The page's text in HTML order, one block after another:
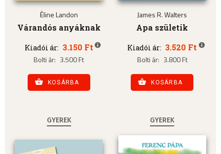
Éline Landon
Várandós anyáknak
Kiadói ár: 3.150 Ft
Bolti ár: 3.500 Ft
KOSÁRBA
James R. Walters
Apa születik
Kiadói ár: 3.520 Ft
Bolti ár: 3.800 Ft
KOSÁRBA
GYEREK GYEREK